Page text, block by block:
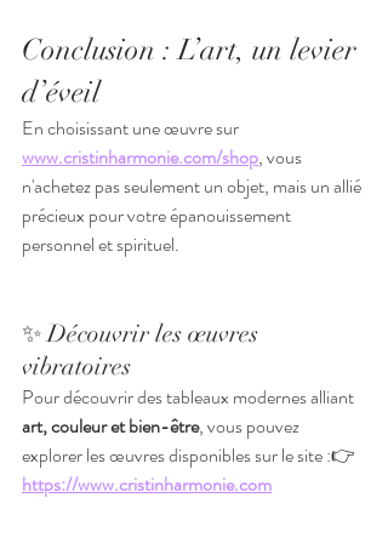
Conclusion : L’art, un levier
d’éveil
En choisissant une œuvre sur
www.cristinharmonie.com/shop, vous
n'achetez pas seulement un objet, mais un allié
précieux pour votre épanouissement
personnel et spirituel.
✨ Découvrir les œuvres
vibratoires
Pour découvrir des tableaux modernes alliant
art, couleur et bien-être, vous pouvez
explorer les œuvres disponibles sur le site :👉
https://www.cristinharmonie.com